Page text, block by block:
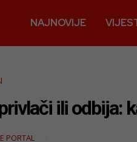
NAJNOVIJE
ili odbija:
PORTAL